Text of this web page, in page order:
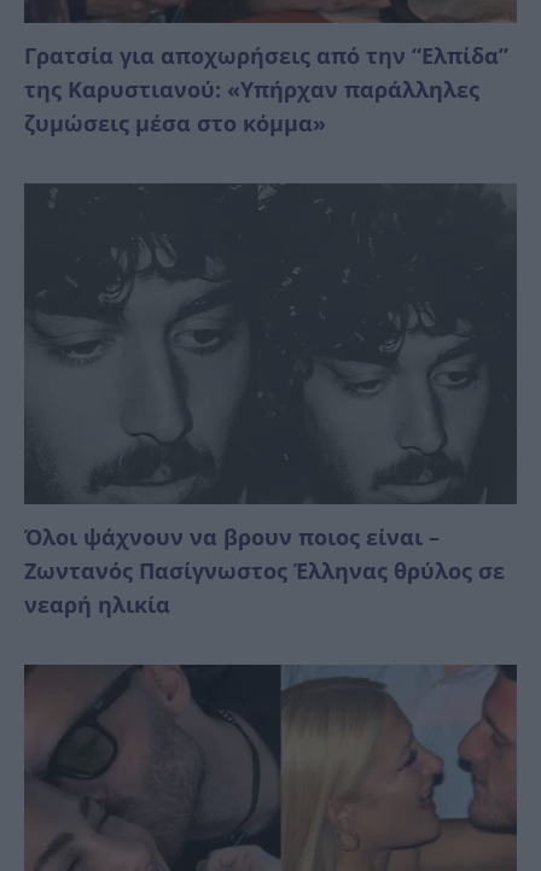
Γρατσία για αποχωρήσεις από την “Ελπίδα”
της Καρυστιανού: «Υπήρχαν παράλληλες
ζυμώσεις μέσα στο κόμμα»
Όλοι ψάχνουν να βρουν ποιος είναι –
Ζωντανός Πασίγνωστος Έλληνας θρύλος σε
νεαρή ηλικία